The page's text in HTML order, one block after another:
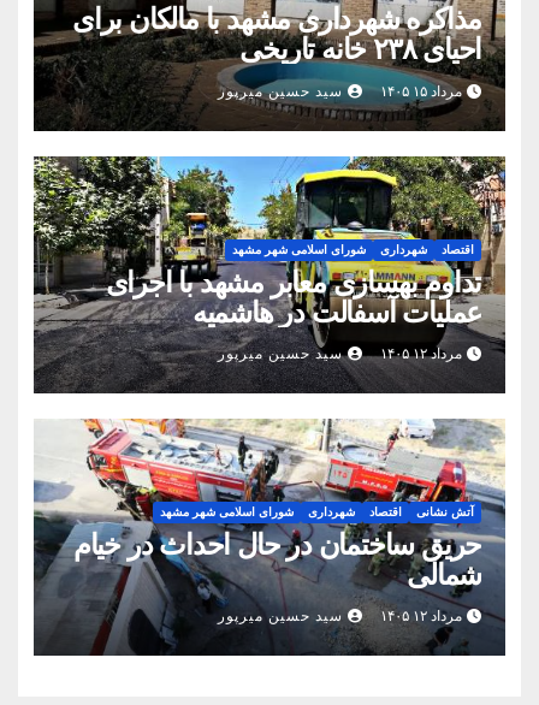
مذاکره شهرداری مشهد با مالکان برای
احیای ۲۳۸ خانه تاریخی
مرداد ۱۵ ۱۴۰۵ سید حسین میرپور
اقتصاد شهرداری شورای اسلامی شهر مشهد
تداوم بهسازی معابر مشهد با اجرای
عملیات آسفالت در هاشمیه
مرداد ۱۲ ۱۴۰۵ سید حسین میرپور
آتش نشانی اقتصاد شهرداری شورای اسلامی شهر مشهد
حریق ساختمان در حال احداث در خیام
شمالی
مرداد ۱۲ ۱۴۰۵ سید حسین میرپور